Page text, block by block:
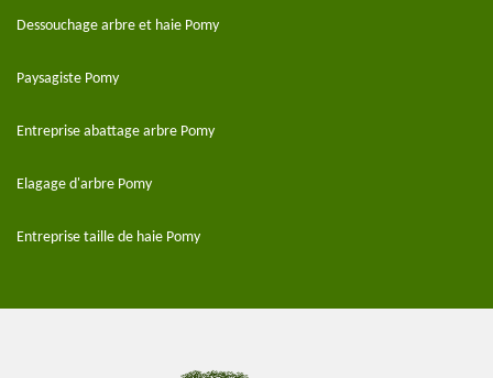
Dessouchage arbre et haie Pomy
Paysagiste Pomy
Entreprise abattage arbre Pomy
Elagage d'arbre Pomy
Entreprise taille de haie Pomy